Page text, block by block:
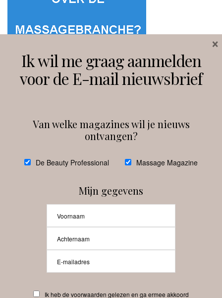
debeautyprofessional
Beauty-Pro.nl
Ik wil me graag aanmelden
voor de E-mail nieuwsbrief
Van welke magazines wil je nieuws
ontvangen?
De Beauty Professional Massage Magazine
Mijn gegevens
Ik heb de voorwaarden gelezen en ga ermee akkoord
×